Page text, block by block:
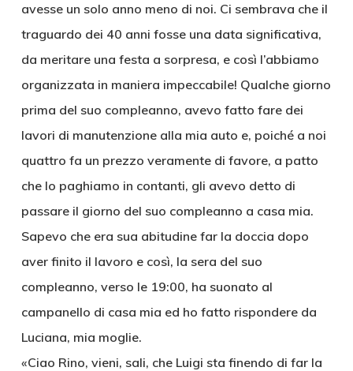
avesse un solo anno meno di noi. Ci sembrava che il
traguardo dei 40 anni fosse una data significativa,
da meritare una festa a sorpresa, e così l’abbiamo
organizzata in maniera impeccabile! Qualche giorno
prima del suo compleanno, avevo fatto fare dei
lavori di manutenzione alla mia auto e, poiché a noi
quattro fa un prezzo veramente di favore, a patto
che lo paghiamo in contanti, gli avevo detto di
passare il giorno del suo compleanno a casa mia.
Sapevo che era sua abitudine far la doccia dopo
aver finito il lavoro e così, la sera del suo
compleanno, verso le 19:00, ha suonato al
campanello di casa mia ed ho fatto rispondere da
Luciana, mia moglie.
«Ciao Rino, vieni, sali, che Luigi sta finendo di far la